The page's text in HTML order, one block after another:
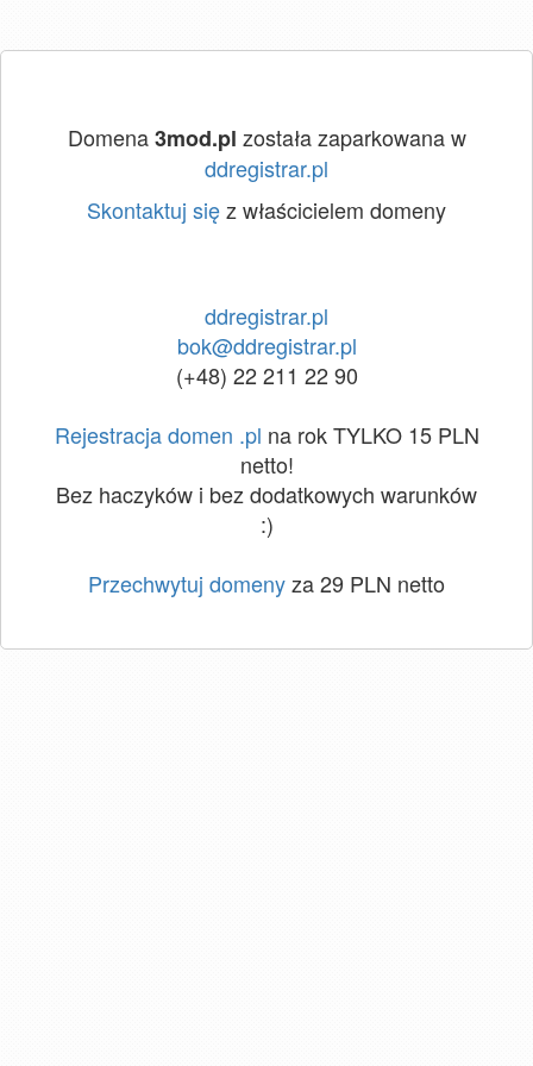
Domena3mod.pl została zaparkowana w
ddregistrar.pl
Skontaktuj sięz właścicielem domeny
ddregistrar.pl
bok@ddregistrar.pl
(+48) 22 211 22 90
Rejestracja domen .pl na rok TYLKO 15 PLN
netto!
Bez haczyków i bez dodatkowych warunków
:)
Przechwytuj domenyza 29 PLN netto